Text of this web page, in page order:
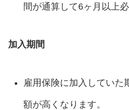
間が通算して6ヶ月以上必
加入期間
雇用保険に加入していた
額が高くなります。